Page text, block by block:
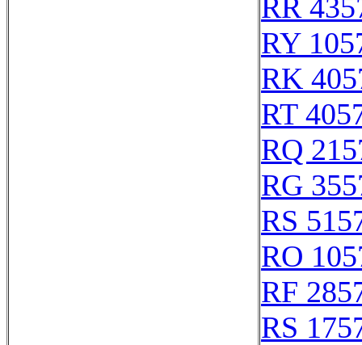
RR
RY
RK
RT
RQ
RG
RS
RO
RF
RS